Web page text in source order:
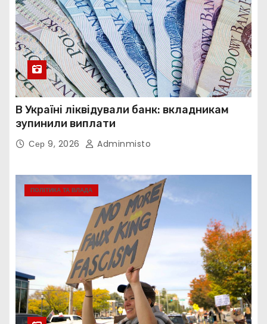
В Україні ліквідували банк: вкладникам
зупинили виплати
Сер 9, 2026 Adminmisto
ПОЛІТИКА ТА ВЛАДА